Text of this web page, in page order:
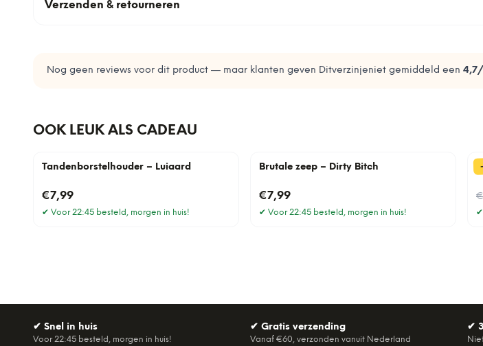
Verzenden & retourneren
Nog geen reviews voor dit product — maar klanten geven Ditverzinjeniet gemiddeld een 4,7
OOK LEUK ALS CADEAU
Tandenborstelhouder – Luiaard
€7,99
✔ Voor 22:45 besteld, morgen in huis!
Brutale zeep – Dirty Bitch
€7,99
✔ Voor 22:45 besteld, morgen in huis! ✔
✔ Snel in huis
Voor 22:45 besteld, morgen in huis!
✔ Gratis verzending
Vanaf €60, verzonden vanuit Nederland
✔